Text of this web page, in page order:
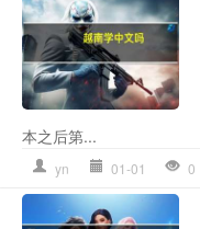
本之后第...
yn 01-01 0